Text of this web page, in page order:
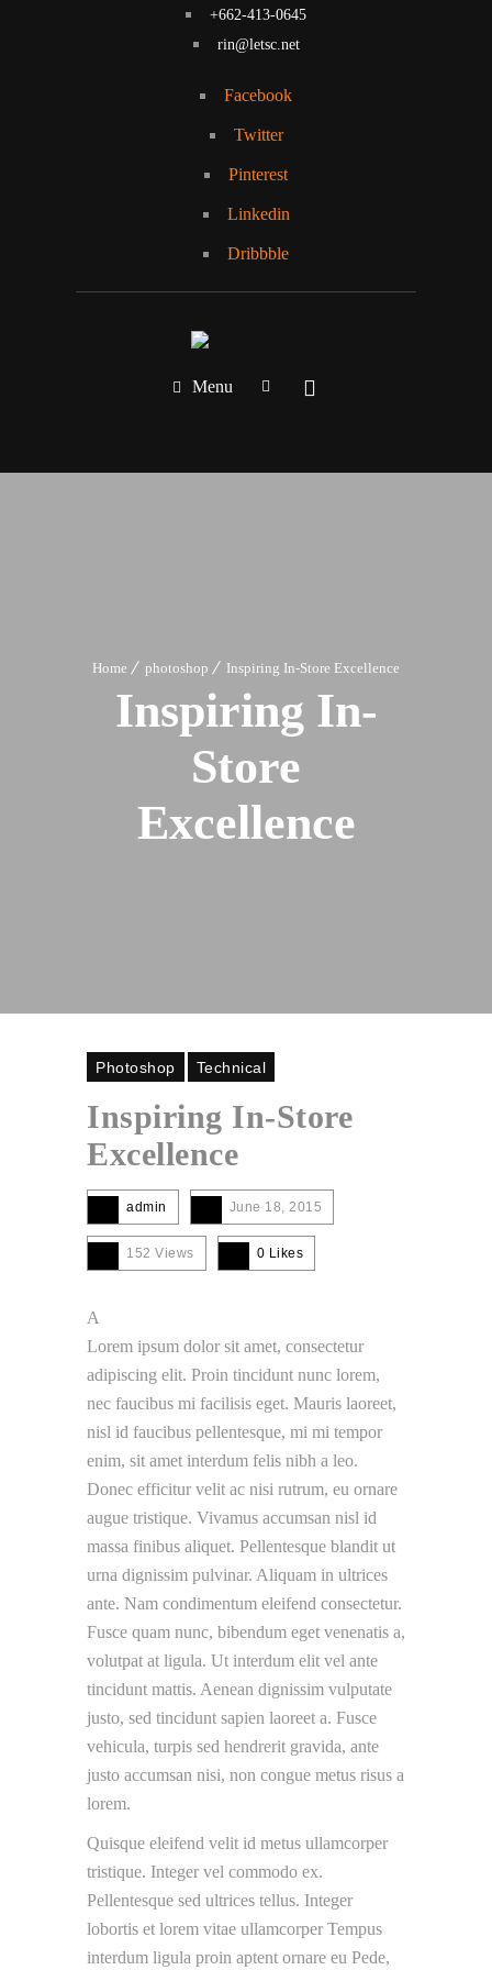
+662-413-0645
rin@letsc.net
Facebook
Twitter
Pinterest
Linkedin
Dribbble
Menu
Home photoshop Inspiring In-Store Excellence
Inspiring In-
Store
Excellence
Photoshop Technical
Inspiring In-Store
Excellence
admin June 18, 2015
152 Views 0 Likes
A
Lorem ipsum dolor sit amet, consectetur
adipiscing elit. Proin tincidunt nunc lorem,
nec faucibus mi facilisis eget. Mauris laoreet,
nisl id faucibus pellentesque, mi mi tempor
enim, sit amet interdum felis nibh a leo.
Donec efficitur velit ac nisi rutrum, eu ornare
augue tristique. Vivamus accumsan nisl id
massa finibus aliquet. Pellentesque blandit ut
urna dignissim pulvinar. Aliquam in ultrices
ante. Nam condimentum eleifend consectetur.
Fusce quam nunc, bibendum eget venenatis a,
volutpat at ligula. Ut interdum elit vel ante
tincidunt mattis. Aenean dignissim vulputate
justo, sed tincidunt sapien laoreet a. Fusce
vehicula, turpis sed hendrerit gravida, ante
justo accumsan nisi, non congue metus risus a
lorem.
Quisque eleifend velit id metus ullamcorper
tristique. Integer vel commodo ex.
Pellentesque sed ultrices tellus. Integer
lobortis et lorem vitae ullamcorper Tempus
interdum ligula proin aptent ornare eu Pede,